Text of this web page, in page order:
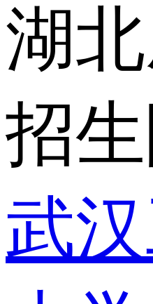
湖
招
武